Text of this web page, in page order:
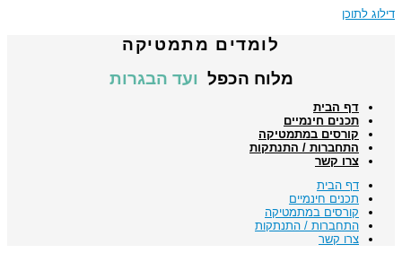
דילוג לתוכן
לומדים מתמטיקה
מלוח הכפל ועד הבגרות
דף הבית
תכנים חינמיים
קורסים במתמטיקה
התחברות / התנתקות
צרו קשר
דף הבית
תכנים חינמיים
קורסים במתמטיקה
התחברות / התנתקות
צרו קשר